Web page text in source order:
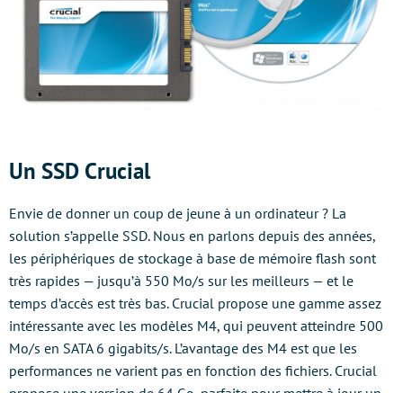
Un SSD Crucial
Envie de donner un coup de jeune à un ordinateur ? La
solution s’appelle SSD. Nous en parlons depuis des années,
les périphériques de stockage à base de mémoire flash sont
très rapides — jusqu’à 550 Mo/s sur les meilleurs — et le
temps d’accès est très bas. Crucial propose une gamme assez
intéressante avec les modèles M4, qui peuvent atteindre 500
Mo/s en SATA 6 gigabits/s. L’avantage des M4 est que les
performances ne varient pas en fonction des fichiers. Crucial